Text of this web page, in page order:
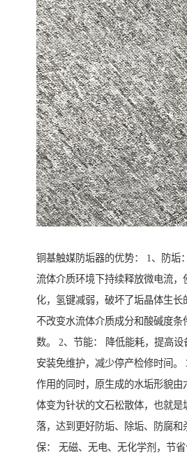
铜基触媒防垢器的优势： 1、防垢
流体介质环境下持续释放微电流，
化，氢键减弱，破坏了垢晶体生长
不改变水流体介质成分和酸碱度条
数。 2、节能： 降低能耗，提高
安装免维护，减少停产检修时间。
作用的同时，原生成的水垢形貌由
体变为针状的文石松散体，也就是
落，达到更好防垢、除垢、防腐和
保： 无磁、无电、无化学剂，节